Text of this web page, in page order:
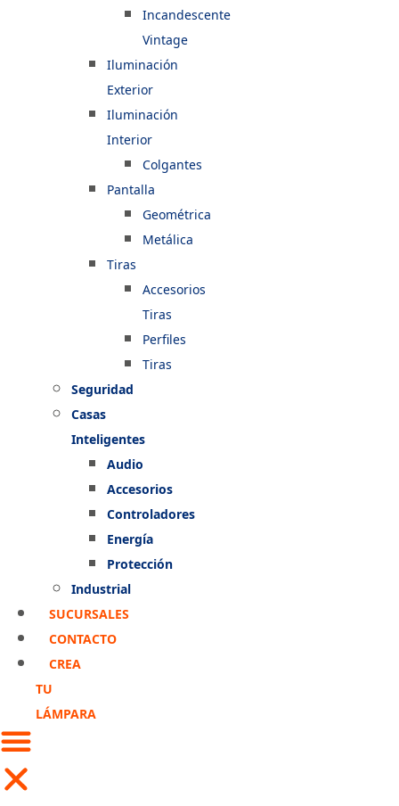
Incandescente
Vintage
Iluminación
Exterior
Iluminación
Interior
Colgantes
Pantalla
Geométrica
Metálica
Tiras
Accesorios
Tiras
Perfiles
Tiras
Seguridad
Casas
Inteligentes
Audio
Accesorios
Controladores
Energía
Protección
Industrial
SUCURSALES
CONTACTO
CREA
TU
LÁMPARA